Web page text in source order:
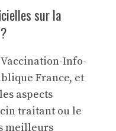
sur la
Info-
France, et
aspects
traitant ou le
meilleurs